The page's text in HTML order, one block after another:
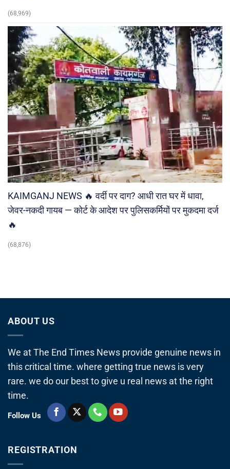
(68,969)
KAIMGANJ NEWS 🔥 वर्दी पर दाग? आधी रात घर में धावा,
जेवर-नकदी गायब — कोर्ट के आदेश पर पुलिसकर्मियों पर मुकदमा दर्ज
🔥
(68,876)
ABOUT US
We at The End Times News provide genuine news in
this critical time. where getting true news is very
rare. we do our best to give u real news at the right
time.
Follow Us
REGISTRATION